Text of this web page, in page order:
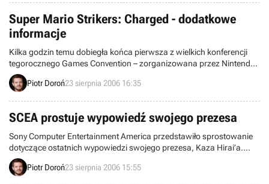
czynności, które są wymagane do pomyślnego ukończenia danej
sekcji planszy.
Super Mario Strikers: Charged - dodatkowe
informacje
Kilka godzin temu dobiegła końca pierwsza z wielkich konferencji
tegorocznego Games Convention – zorganizowana przez Nintendo.
Natomiast już teraz dysponujemy dodatkowymi informacjami na
temat dwóch nowych, zapowiedzianych właśnie wtedy pozycji:
Piotr Doroń23 sierpnia 2006 16:35
SCEA prostuje wypowiedź swojego prezesa
Sony Computer Entertainment America przedstawiło sprostowanie
dotyczące ostatnich wypowiedzi swojego prezesa, Kaza Hirai’a.
Poruszono w nim kwestię produkcji PLAYSTATION 3 oraz ilości
konsol dostępnych w tym roku na światowym rynku.
Piotr Doroń23 sierpnia 2006 15:55